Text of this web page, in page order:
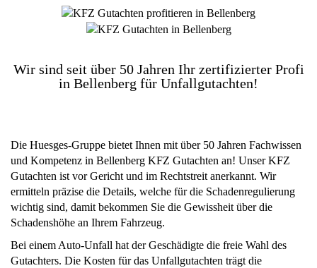
Wir sind seit über 50 Jahren Ihr zertifizierter Profi
in Bellenberg für Unfallgutachten!
Die Huesges-Gruppe bietet Ihnen mit über 50 Jahren Fachwissen
und Kompetenz in Bellenberg KFZ Gutachten an! Unser KFZ
Gutachten ist vor Gericht und im Rechtstreit anerkannt. Wir
ermitteln präzise die Details, welche für die Schadenregulierung
wichtig sind, damit bekommen Sie die Gewissheit über die
Schadenshöhe an Ihrem Fahrzeug.
Bei einem Auto-Unfall hat der Geschädigte die freie Wahl des
Gutachters. Die Kosten für das Unfallgutachten trägt die